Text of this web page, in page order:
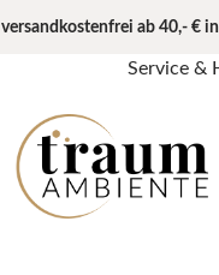
versandkostenfrei ab 40,- €
Service &